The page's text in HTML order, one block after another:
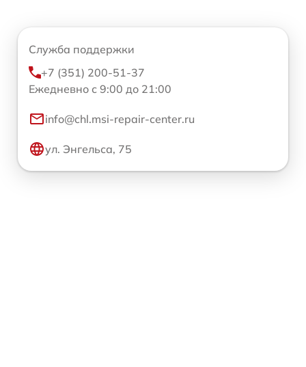
Служба поддержки
+7 (351) 200-51-37
Ежедневно с 9:00 до 21:00
info@chl.msi-repair-center.ru
ул. Энгельса, 75